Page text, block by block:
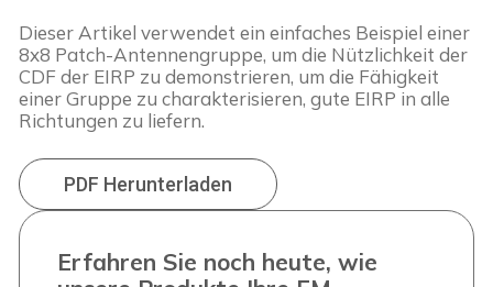
Dieser Artikel verwendet ein einfaches Beispiel einer
8x8 Patch-Antennengruppe, um die Nützlichkeit der
CDF der EIRP zu demonstrieren, um die Fähigkeit
einer Gruppe zu charakterisieren, gute EIRP in alle
Richtungen zu liefern.
PDF Herunterladen
Erfahren Sie noch heute, wie